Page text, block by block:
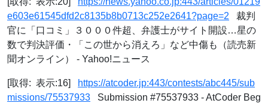
e603e61545dfd2c8135b8b0713c252e2641?page=2 裁判
官に「口コミ」３０００件超、弁護士がサイト開設…星の
数で判決評価・「この世から消えろ」など中傷も（読売新
聞オンライン） - Yahoo!ニュース
[取得: 表示:16]
https://atcoder.jp:443/contests/abc445/sub
missions/75537933 Submission #75537933 - AtCoder Beg